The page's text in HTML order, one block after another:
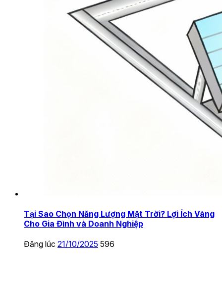
Tại Sao Chọn Năng Lượng Mặt Trời? Lợi Ích Vàng
Cho Gia Đình và Doanh Nghiệp
Đăng lúc 21/10/2025 596